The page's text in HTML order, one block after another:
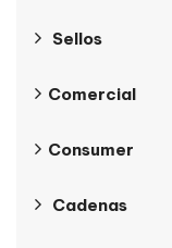
Sellos
Comercial
Consumer
Cadenas